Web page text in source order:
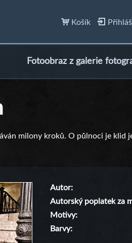
Košík
Fotoobraz z galerie
milony kroků. O půlnoci je klid
Autor
Autorský poplatek za
Motivy
Barvy